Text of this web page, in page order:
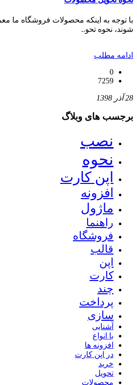
با توجه به اینکه محصولات فروشگاه ما
شوند، نحوه تحو..
ادامه مطلب
0
7259
28 آذر 1398
برجسب های وبلاگ
نصب
نحوه
اپن کارت
افزونه
ماژول
راهنما
فروشگاه
قالب
اپن
کارت
چند
پرداخت
سازی
آشنایی
با انواع
افزونه ها
در اپن کارت
خرید
تحویل
محصولات